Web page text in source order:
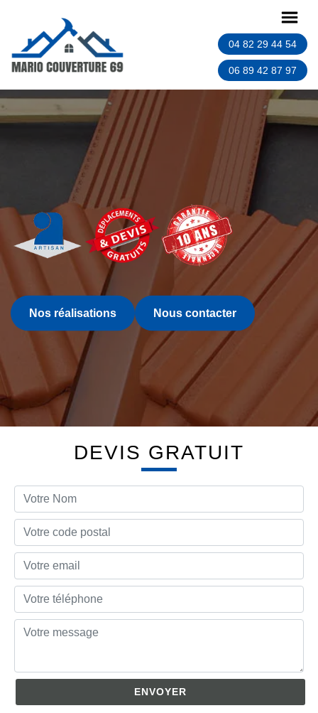
04 82 29 44 54
06 89 42 87 97
Nos réalisations Nous contacter
DEVIS GRATUIT